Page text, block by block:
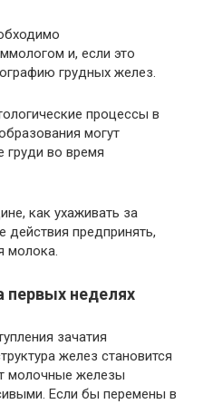
и, если это
грудных желез.
процессы в
могут
груди во время
как ухаживать за
действия предпринять,
молока.
первых неделях
зачатия
желез становится
молочные железы
Если бы перемены в